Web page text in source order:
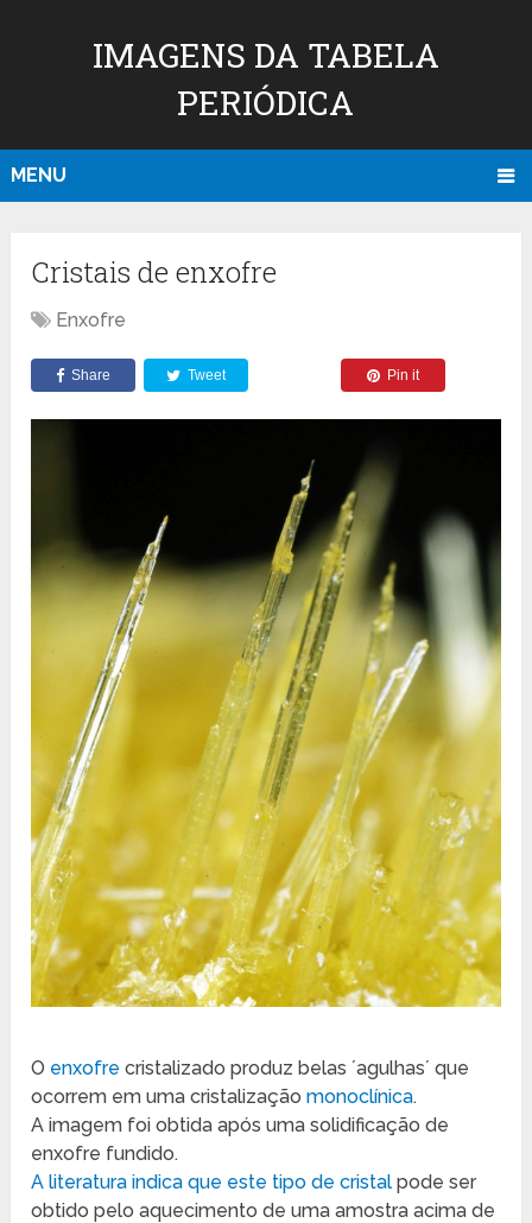
IMAGENS DA TABELA
PERIÓDICA
MENU
Cristais de enxofre
Enxofre
Share Tweet Pin it
O enxofre cristalizado produz belas ´agulhas´ que
ocorrem em uma cristalizaçãomonoclínica.
A imagem foi obtida após uma solidificação de
enxofre fundido.
A literatura indica que este tipo de cristal pode ser
obtido pelo aquecimento de uma amostra acima de